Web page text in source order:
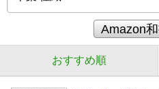
おすすめ順